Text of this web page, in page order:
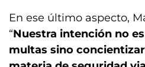
En ese último aspecto,
“Nuestra intención no
multas sino